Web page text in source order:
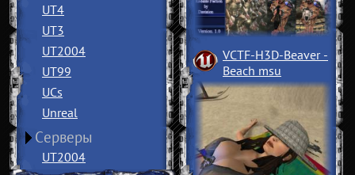
UT4
UT3
UT2004
UT99
UCs
Unreal
Серверы
UT2004
VCTF-H3D-Beaver ­
Beach msu